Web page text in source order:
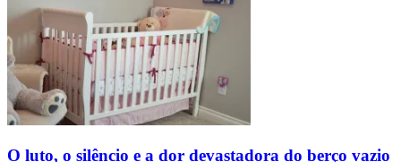
O luto, o silêncio e a dor devastadora do berço vazio